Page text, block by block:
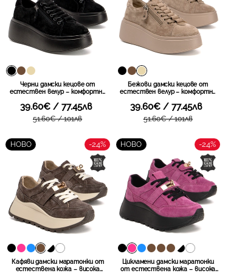
Черни дамски кецове от
естествен велур – комфортна
практично обуване и стилно
излъчване за продължителни
активни дни LX1209 black
39.60€ / 77.45лв
51.60€ / 101лв
Бежови дамски кецове от
естествен велур – комфортна
практично обуване и стилно
излъчване за продължителни
активни дни LX1209 beige
39.60€ / 77.45лв
51.60€ / 101лв
Кафяви дамски маратонки от
естествена кожа – висока
НОВО -24%
Цикламени дамски маратонки
от естествена кожа – висока
НОВО -24%